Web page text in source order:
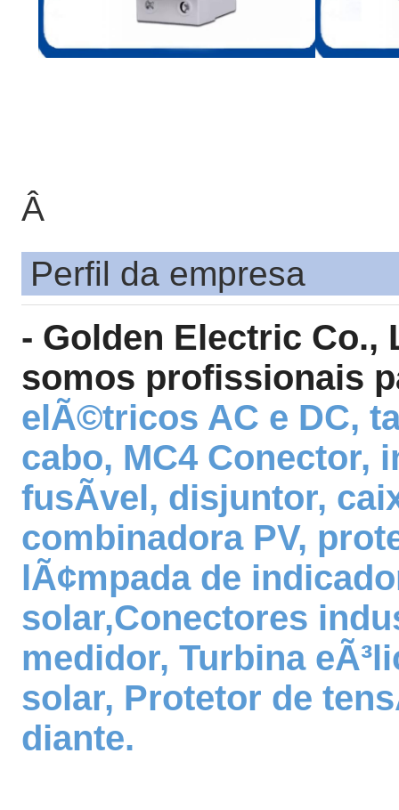
Â
Perfil da empresa
- Golden Electric Co.,
somos profissionais
elÃ©tricos AC e DC,
cabo, MC4 Conector,
fusÃ­vel, disjuntor,
combinadora PV,
lÃ¢mpada de
solar,Conectores
medidor, Turbina
solar, Protetor de
diante.